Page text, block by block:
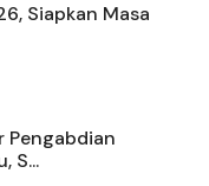
Siapkan Masa
Pengabdian
S...